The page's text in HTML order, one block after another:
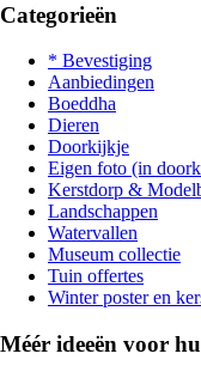
Categorieën
* Bevestiging
Aanbiedingen
Boeddha
Dieren
Doorkijkje
Eigen foto (in
Kerstdorp &
Landschappen
Watervallen
Museum collectie
Tuin offertes
Winter poster en
Méér ideeën voor